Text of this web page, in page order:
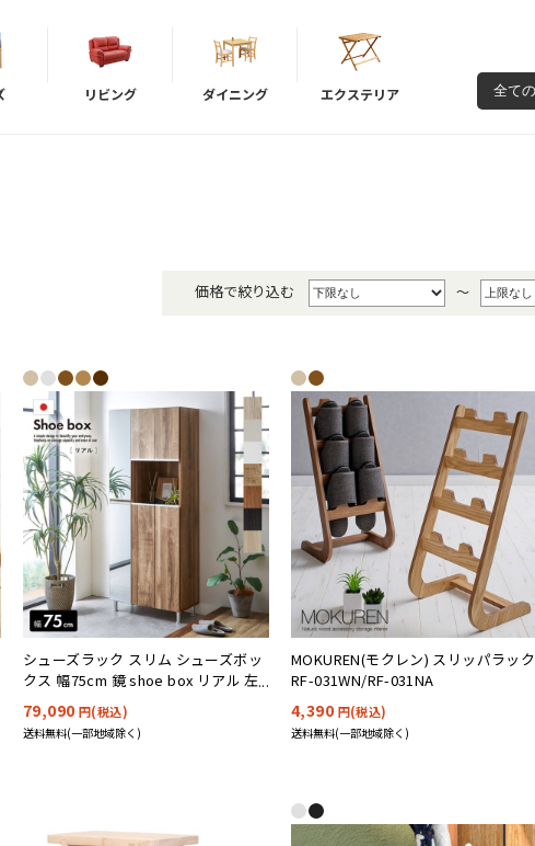
リビング ダイニング エクステリア
価格で絞り込む ～
シューズラック スリム シューズボッ
クス 幅75cm 鏡 shoe box リアル 左
上下ミラータイプ 搬入・組立設置付
き
79,090 円(税込)
送料無料(一部地域除く)
MOKUREN(モクレン) スリッパラック
RF-031WN/RF-031NA
4,390 円(税込)
送料無料(一部地域除く)